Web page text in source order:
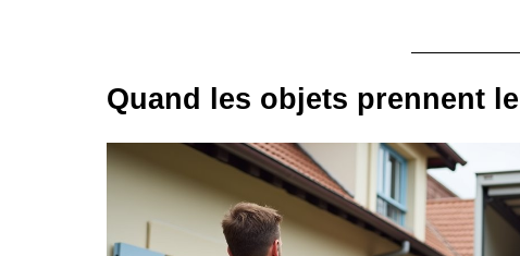
Quand les objets prennent